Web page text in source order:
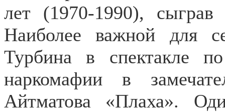
лет (1970-1990),
Наиболее важной для
Турбина в спектакле
наркомафии в
Айтматова «Плаха».